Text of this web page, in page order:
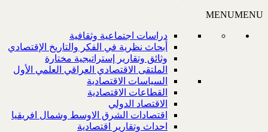
MENUMENU
دراسات اجتماعية وثقافية
أبحاث نظرية في الفكر والتاريخ الإقتصادي
وثائق وتقارير إستراتيجية مختارة
الملتقى الاقتصادي العراقي العلمي الأول
السياسات الاقتصادية
القطاعات الاقتصادية
الاقتصاد الدولي
اقتصادات الشرق الاوسط وشمال افريقيا
احداث وتقارير اقتصادية